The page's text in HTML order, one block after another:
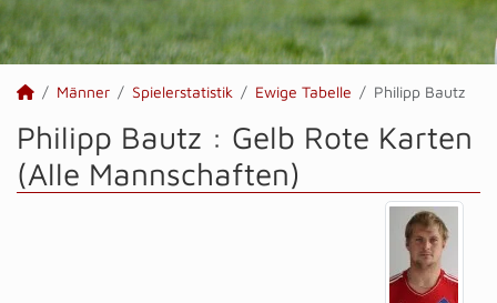
Männer Spielerstatistik Ewige Tabelle Philipp Bautz
Philipp Bautz : Gelb Rote Karten
(Alle Mannschaften)